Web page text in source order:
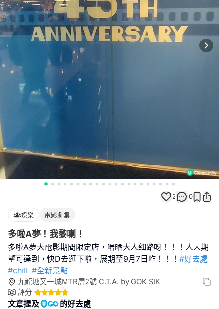
2 0
娛樂 電影劇集
多啦A夢！我黎喇！
多啦A夢大電影期間限定店，啱晒大人细路呀！！！人人期
望可達到，快D去逛下啦，展期至9月7日咋！！！ #好去處
#chill #全新景點
九龍塘又一城MTR層2號 C.T.A. by GOK SIK
評分
文章提及 的好去處